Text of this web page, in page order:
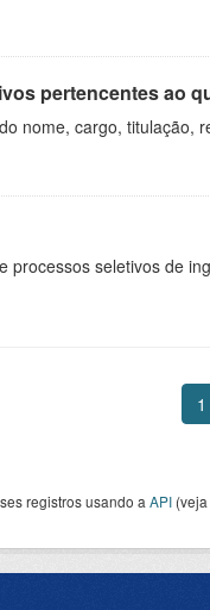
pertencentes ao
nome, cargo, titulação,
processos seletivos de
1
registros usando a API (veja